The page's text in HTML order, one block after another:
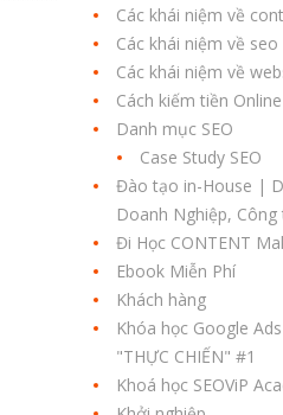
Các khái niệm về
Các khái niệm về seo
Các khái niệm về
Cách kiếm tiền Online
Danh mục SEO
Case Study SEO
Đào tạo in-House |
Doanh Nghiệp, Công
Đi Học CONTENT
Ebook Miễn Phí
Khách hàng
Khóa học Google
"THỰC CHIẾN" #1
Khoá học SEOViP